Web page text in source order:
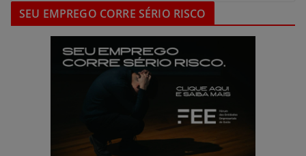
SEU EMPREGO CORRE SÉRIO RISCO